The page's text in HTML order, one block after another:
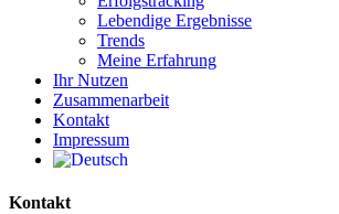
Lebendige Ergebnisse
Trends
Meine Erfahrung
Ihr Nutzen
Zusammenarbeit
Kontakt
Impressum
Kontakt